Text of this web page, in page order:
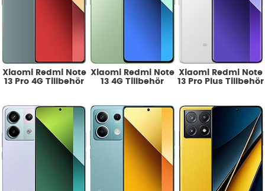
Xiaomi Redmi Note
13 Pro 4G Tillbehör
Xiaomi Redmi Note
13 4G Tillbehör
Xiaomi Redmi Note
13 Pro Plus Tillbehör